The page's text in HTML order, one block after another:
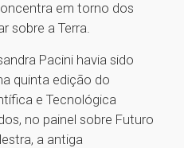
em torno dos
sobre a Terra.
Pacini havia sido
quinta edição do
e Tecnológica
no painel sobre Futuro
a antiga